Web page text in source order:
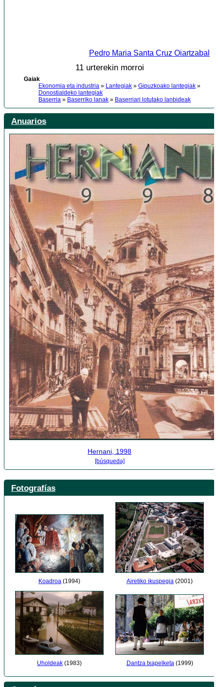
Pedro Maria Santa Cruz Oiartzabal
11 urterekin morroi
Gaiak
Ekonomia eta industria » Lantegiak » Gipuzkoako lantegiak »
Donostialdeko lantegiak
Baserria » Baserriko lanak » Baserriari lotutako lanbideak
Anuarios
Hernani, 1998
[búsqueda]
Fotografías
Koadroa (1994) Airetiko ikuspegia (2001)
Uholdeak (1983) Dantza txapelketa(1999)